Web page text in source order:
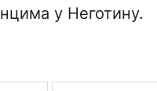
у Неготину.